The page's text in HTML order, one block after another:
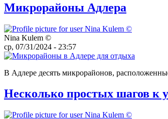
Микрорайоны Адлера
Nina Kulem ©️
ср, 07/31/2024 - 23:57
В Адлере десять микрорайонов,
Несколько простых шагов к